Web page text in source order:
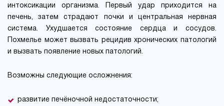
интоксикации организма. Первый удар приходится на
печень, затем страдают почки и центральная нервная
система. Ухудшается состояние сердца и сосудов.
Похмелье может вызвать рецидив хронических патологий
и вызвать появление новых патологий.
Возможны следующие осложнения:
развитие печёночной недостаточности;